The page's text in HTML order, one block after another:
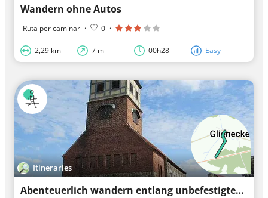
Wandern ohne Autos
Ruta per caminar · 0 ·
2,29 km 7 m 00h28 Easy
Itineraries
Abenteuerlich wandern entlang unbefestigter Wege